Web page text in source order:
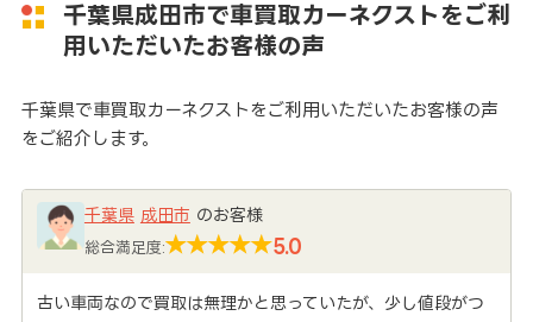
千葉県成田市で車買取カーネクストをご利
用いただいたお客様の声
千葉県で車買取カーネクストをご利用いただいたお客様の声
をご紹介します。
千葉県 成田市 のお客様
総合満足度: 5.0
古い車両なので買取は無理かと思っていたが、少し値段がつ